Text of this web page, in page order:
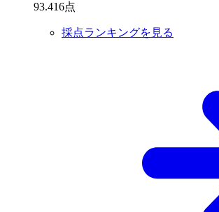
93.416点
採点ランキングを見る